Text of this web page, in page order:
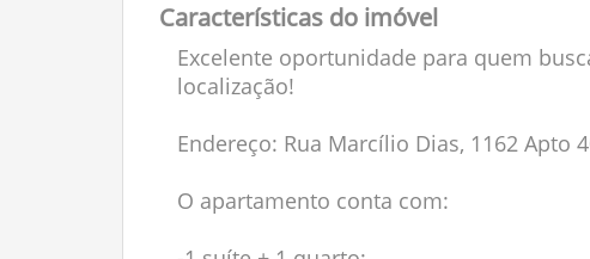
Características do imóvel
Excelente oportunidade para quem
localização!
Endereço: Rua Marcílio Dias, 1162 Apto
O apartamento conta com: